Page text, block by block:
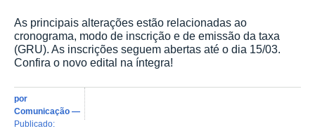
As principais alterações estão relacionadas ao
cronograma, modo de inscrição e de emissão da taxa
(GRU). As inscrições seguem abertas até o dia 15/03.
Confira o novo edital na íntegra!
por
Comunicação —
publicado: